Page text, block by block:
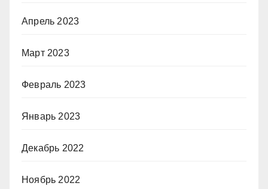
Апрель 2023
Март 2023
Февраль 2023
Январь 2023
Декабрь 2022
Ноябрь 2022